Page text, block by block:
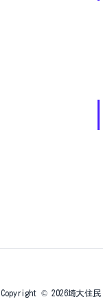
Copyright © 2026埼大住民